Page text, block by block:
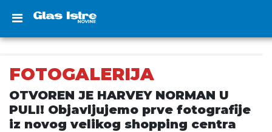
FOTOGALERIJA
OTVOREN JE HARVEY NORMAN U
PULI! Objavljujemo prve fotografije
iz novog velikog shopping centra